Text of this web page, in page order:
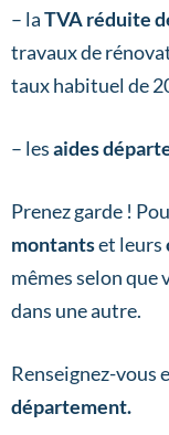
– laTVA réduite
travaux de
taux habituel de
– lesaides
Prenez garde !
montantset leurs
mêmes selon que
dans une autre.
Renseignez-vous
département.